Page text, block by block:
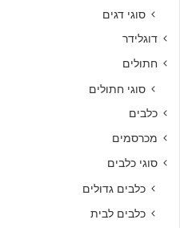
סוגי דגים
דוגלידר
חתולים
סוגי חתולים
כלבים
מכרסמים
סוגי כלבים
כלבים גדולים
כלבים לבית